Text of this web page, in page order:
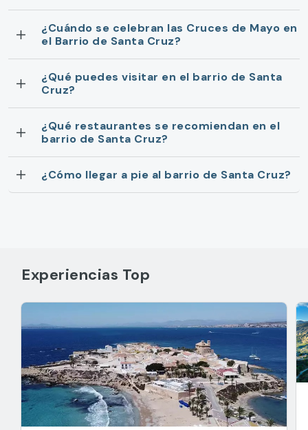
¿Cuándo se celebran las Cruces de Mayo en
el Barrio de Santa Cruz?
¿Qué puedes visitar en el barrio de Santa
Cruz?
¿Qué restaurantes se recomiendan en el
barrio de Santa Cruz?
¿Cómo llegar a pie al barrio de Santa Cruz?
Experiencias Top